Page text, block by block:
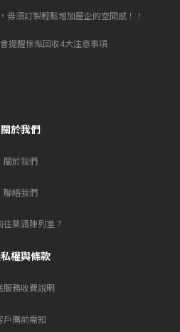
須訂製輕鬆增加屋企的空間感！！
提醒傢俬回收4大注意事項
關於我們
關於我們
聯絡我們
往葵涌陳列室？
權與條款
服務收費說明
戶購前需知